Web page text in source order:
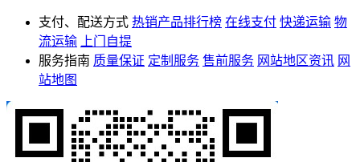
支付、配送方式 热销产品排行榜 在线支付 快递运输 物
流运输
上门自提
服务指南 质量保证 定制服务 售前服务 网站地区资讯 网
站地图